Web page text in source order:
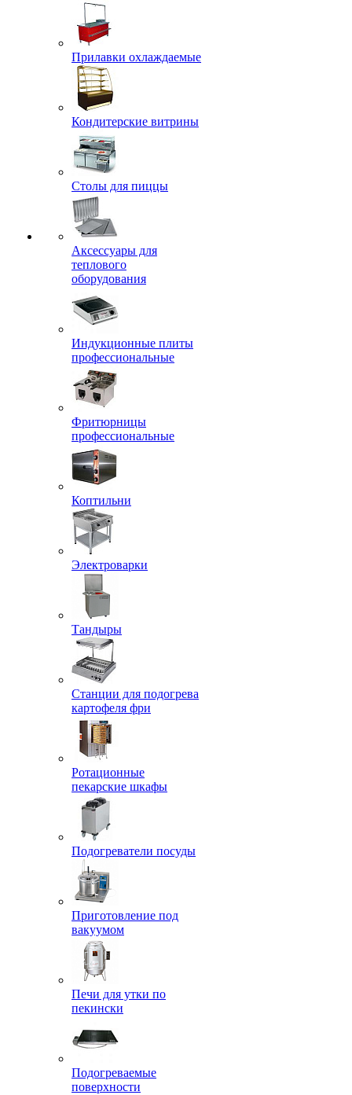
Прилавки охлаждаемые
Кондитерские витрины
Столы для пиццы
Аксессуары для
теплового
оборудования
Индукционные плиты
профессиональные
Фритюрницы
профессиональные
Коптильни
Электроварки
Тандыры
Станции для подогрева
картофеля фри
Ротационные
пекарские шкафы
Подогреватели посуды
Приготовление под
вакуумом
Печи для утки по
пекински
Подогреваемые
поверхности